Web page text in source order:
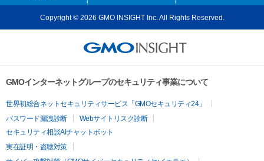
Copyright © 2026 GMO INSIGHT Inc. All Rights Reserved.
GMOインターネットグループのセキュリティ事業について
世界初総合ネットセキュリティサービス「GMOセキュリティ24」
パスワード漏洩診断
Webサイトリスク診断
セキュリティ相談AIチャットボット
実在証明・盗聴対策